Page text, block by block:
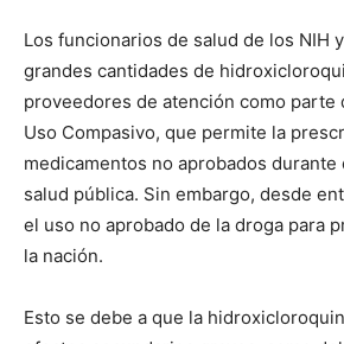
Los funcionarios de salud de los NIH
grandes cantidades de
proveedores de atención como parte
Uso Compasivo, que permite la
medicamentos no aprobados durante
salud pública. Sin embargo, desde
el uso no aprobado de la droga para
la nación.
Esto se debe a que la